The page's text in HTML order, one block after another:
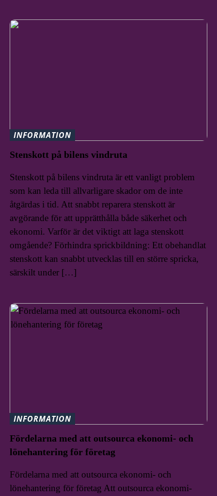
INFORMATION
Stenskott på bilens vindruta
Stenskott på bilens vindruta är ett vanligt problem
som kan leda till allvarligare skador om de inte
åtgärdas i tid. Att snabbt reparera stenskott är
avgörande för att upprätthålla både säkerhet och
ekonomi. Varför är det viktigt att laga stenskott
omgående? Förhindra sprickbildning: Ett obehandlat
stenskott kan snabbt utvecklas till en större spricka,
särskilt under […]
INFORMATION
Fördelarna med att outsourca ekonomi- och
lönehantering för företag
Fördelarna med att outsourca ekonomi- och
lönehantering för företag Att outsourca ekonomi-